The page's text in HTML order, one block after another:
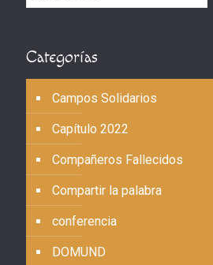
Categorías
Campos Solidarios
Capítulo 2022
Compañeros Fallecidos
Compartir la palabra
conferencia
DOMUND